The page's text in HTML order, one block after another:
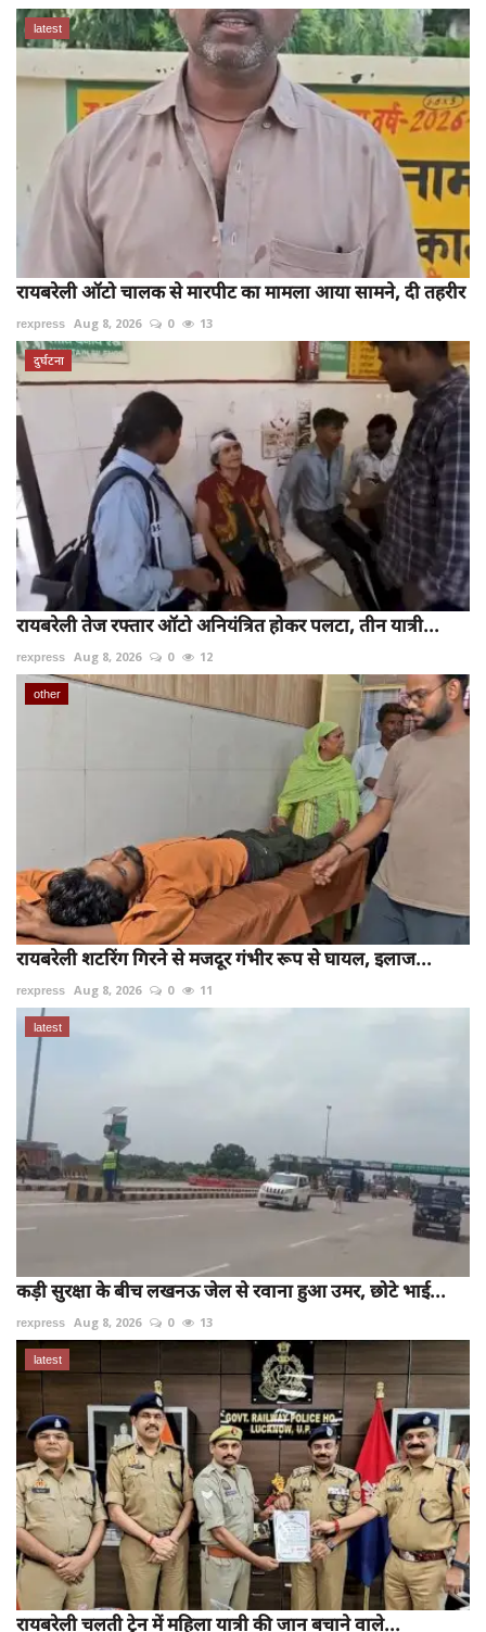
latest
रायबरेली ऑटो चालक से मारपीट का मामला आया सामने, दी तहरीर
rexpress Aug 8, 2026 0 13
दुर्घटना
रायबरेली तेज रफ्तार ऑटो अनियंत्रित होकर पलटा, तीन यात्री...
rexpress Aug 8, 2026 0 12
other
रायबरेली शटरिंग गिरने से मजदूर गंभीर रूप से घायल, इलाज...
rexpress Aug 8, 2026 0 11
latest
कड़ी सुरक्षा के बीच लखनऊ जेल से रवाना हुआ उमर, छोटे भाई...
rexpress Aug 8, 2026 0 13
latest
रायबरेली चलती ट्रेन में महिला यात्री की जान बचाने वाले...